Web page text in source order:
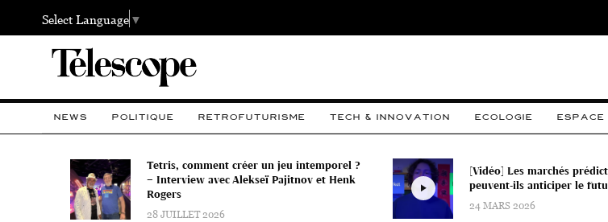
Select Language▼
NEWS POLITIQUE RETROFUTURISME TECH & INNOVATION ECOLOGIE ESPACE
Tetris, comment créer un jeu intemporel ?
– Interview avec Alekseï Pajitnov et Henk
Rogers
28 JUILLET 2026
[Vidéo] Les marchés
peuvent-ils anticiper le
24 MARS 2026